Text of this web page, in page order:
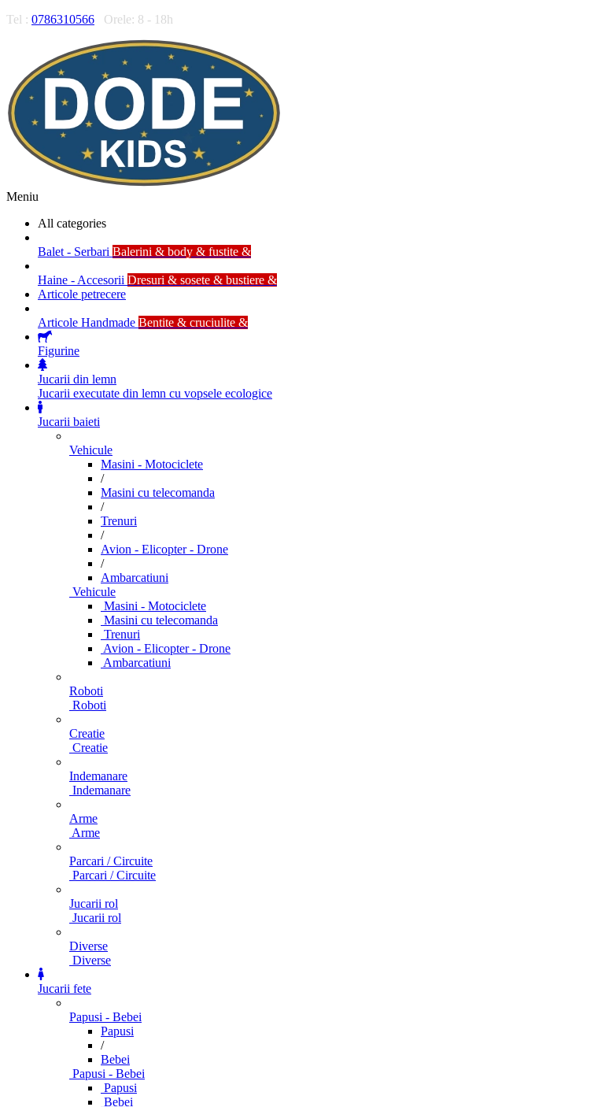
Tel : 0786310566 Orele: 8 - 18h
Meniu
All categories
Balet - Serbari Balerini & body & fustite &
Haine - Accesorii Dresuri & sosete & bustiere &
Articole petrecere
Articole Handmade Bentite & cruciulite &
Figurine
Jucarii din lemn
Jucarii executate din lemn cu vopsele ecologice
Jucarii baieti
Vehicule
Masini - Motociclete
/
Masini cu telecomanda
/
Trenuri
/
Avion - Elicopter - Drone
/
Ambarcatiuni
Vehicule
Masini - Motociclete
Masini cu telecomanda
Trenuri
Avion - Elicopter - Drone
Ambarcatiuni
Roboti
Roboti
Creatie
Creatie
Indemanare
Indemanare
Arme
Arme
Parcari / Circuite
Parcari / Circuite
Jucarii rol
Jucarii rol
Diverse
Diverse
Jucarii fete
Papusi - Bebei
Papusi
/
Bebei
Papusi - Bebei
Papusi
Bebei